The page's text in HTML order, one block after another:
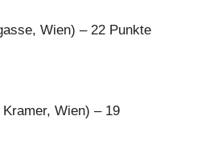
Wien) – 22 Punkte
Wien) – 19